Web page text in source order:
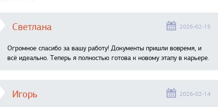
Светлана 2026-02-15
Огромное спасибо за вашу работу! Документы пришли вовремя, и
всё идеально. Теперь я полностью готова к новому этапу в карьере.
Игорь 2026-02-14